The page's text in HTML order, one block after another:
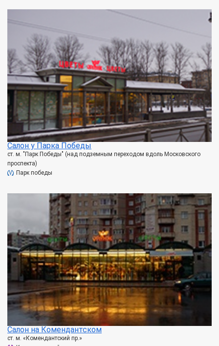
Салон у Парка Победы
ст. м. "Парк Победы" (над подземным переходом вдоль Московского
проспекта)
Парк победы
Салон на Комендантском
ст. м. «Комендантский пр.»